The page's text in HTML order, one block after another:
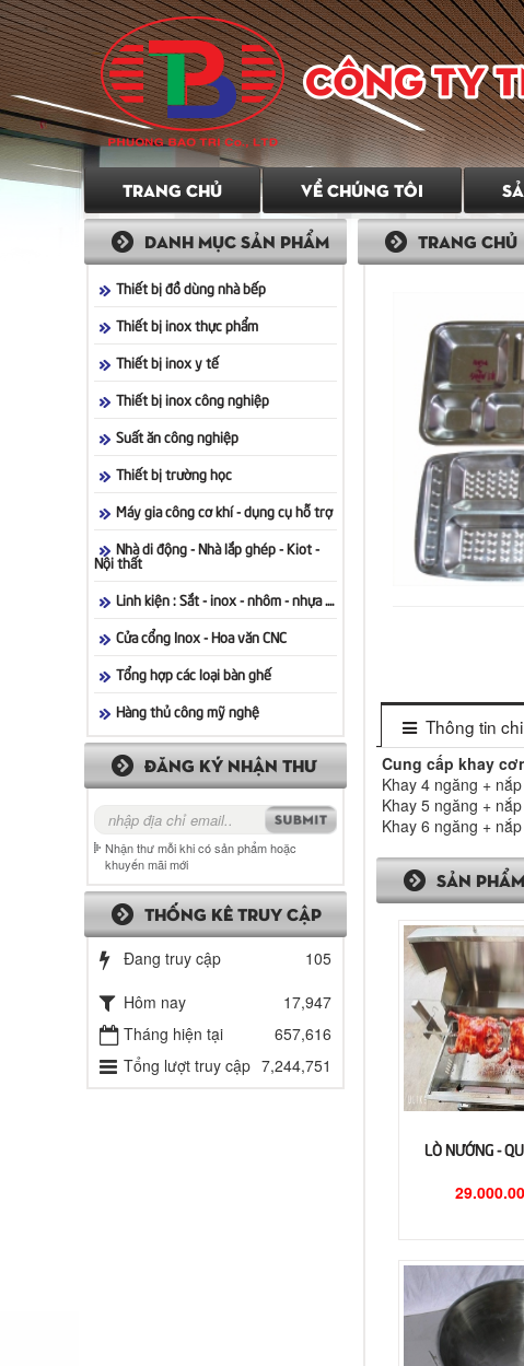
Hãy chọn Chúng tôi!
Với năng lực và uy tín của mình, Chúng tôi tin
có nhu cầu sử dụng các sản phẩm mà Chúng
tiêu để Chúng tôi phát triển, bằng việc cung
Khách hàng những sản phẩm đạt yêu cầu sử
mong muốn và tiêu chí, góp phần nhỏ để phát
nghiệp trong nước.
TRANG CHỦ VỀ CHÚNG TÔI
TRANG
Thông tin
Cung cấp khay
Khay 4 ngăng +
Khay 5 ngăng +
Khay 6 ngăng +
SẢN
LÒ NƯỚNG -
DANH MỤC SẢN PHẨM
Thiết bị đồ dùng nhà bếp
Thiết bị inox thực phẩm
Thiết bị inox y tế
Thiết bị inox công nghiệp
Suất ăn công nghiệp
Thiết bị trường học
Máy gia công cơ khí - dụng cụ hỗ trợ
Nhà di động - Nhà lắp ghép - Kiot -
Nội thất
Linh kiện : Sắt - inox - nhôm - nhựa ....
Cửa cổng Inox - Hoa văn CNC
Tổng hợp các loại bàn ghế
Hàng thủ công mỹ nghệ
ĐĂNG KÝ NHẬN THƯ
Nhận thư mỗi khi có sản phẩm hoặc
khuyến mãi mới
THỐNG KÊ TRUY CẬP
Đang truy cập
105
Hôm nay
17,947
Tháng hiện tại
657,616
Tổng lượt truy cập 7,244,751